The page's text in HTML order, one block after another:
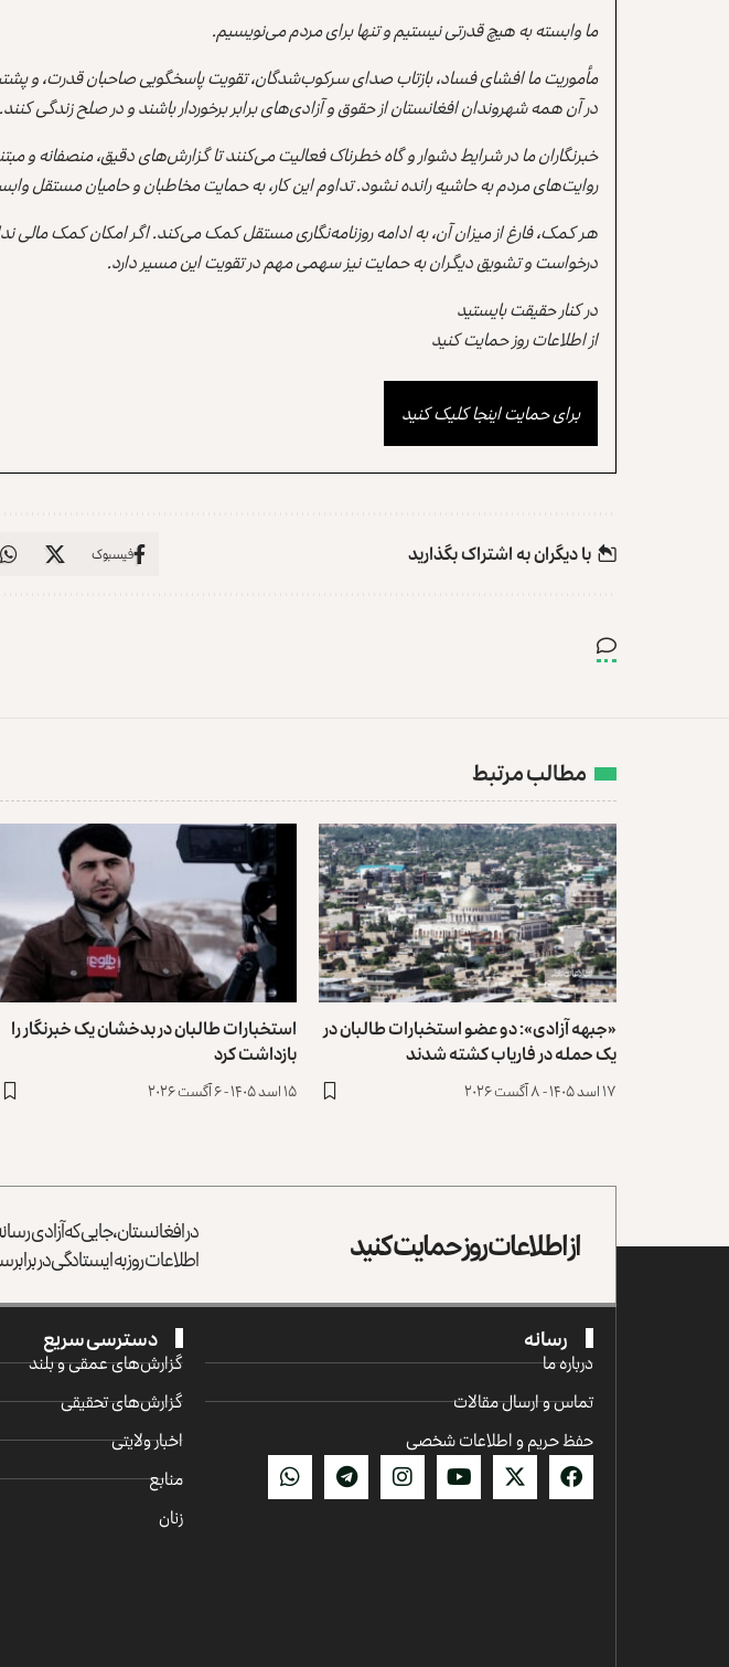
ما وابسته به هیچ قدرتی نیستیم و تنها برای مردم می‌نویسیم.
مأموریت ما افشای فساد، بازتاب صدای سرکوب‌شدگان، تقویت پاسخگویی صاحبان قدرت، و
در آن همه شهروندان افغانستان از حقوق و آزادی‌های برابر برخوردار باشند و در صلح زندگی کنند.
خبرنگاران ما در شرایط دشوار و گاه خطرناک فعالیت می‌کنند تا گزارش‌های دقیق، منصفانه و
روایت‌های مردم به حاشیه رانده نشود. تداوم این کار، به حمایت مخاطبان و حامیان مستقل
هر کمک، فارغ از میزان آن، به ادامه روزنامه‌نگاری مستقل کمک می‌کند. اگر امکان کمک مالی
درخواست و تشویق دیگران به حمایت نیز سهمی مهم در تقویت این مسیر دارد.
در کنار حقیقت بایستید
از اطلاعات روز حمایت کنید
برای حمایت اینجا کلیک کنید
با دیگران به‌‌ اشتراک بگذارید فیسبوک
مطالب مرتبط
«جبهه آزادی»: دو عضو استخبارات طالبان در
یک حمله در فاریاب کشته ‏شدند
۱۷ اسد ۱۴۰۵ - ۸ آگست ۲۰۲۶
استخبارات طالبان در بدخشان یک خبرنگار را
بازداشت کرد
۱۵ اسد ۱۴۰۵ - ۶ آگست ۲۰۲۶
از اطلاعات روز حمایت کنید در افغانستان، جایی که آزادی
اطلاعات روز به ایستادگی در
رسانه
درباره ما
تماس و ارسال مقالات
حفظ حریم و اطلاعات شخصی
دسترسی سریع
گزارش‌‌های عمقی و بلند
گزارش‌های تحقیقی
اخبار ولایتی
منابع
زنان